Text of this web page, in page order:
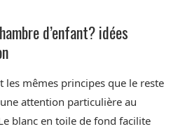
d’enfant? idées
les mêmes principes que le reste
attention particulière au
blanc en toile de fond facilite